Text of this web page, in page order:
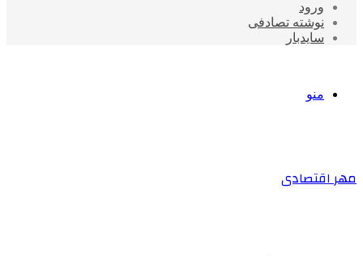
ورود
نوشته تصادفی
سایدبار
منو
مهر اقتصادی